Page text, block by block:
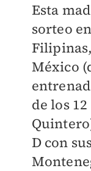
Esta
sorteo
México
de los
D con